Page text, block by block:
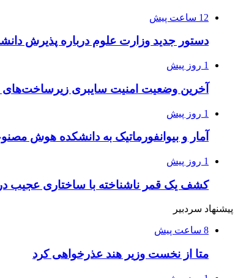
12 ساعت پیش
دستور جدید وزارت علوم درباره پذیرش
1 روز پیش
آخرین وضعیت امنیت سایبری زیرساخت‌های
1 روز پیش
آمار و بیوانفورماتیک به دانشکده هوش
1 روز پیش
کشف یک قمر ناشناخته با ساختاری عجیب
پیشنهاد سردبیر
8 ساعت پیش
متا از نخست وزیر هند عذرخواهی کرد